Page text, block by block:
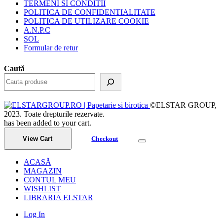
TERMENI SI CONDITII
POLITICA DE CONFIDENTIALITATE
POLITICA DE UTILIZARE COOKIE
A.N.P.C
SOL
Formular de retur
Caută
©ELSTAR GROUP,
2023. Toate drepturile rezervate.
has been added to your cart.
View Cart Checkout
ACASĂ
MAGAZIN
CONTUL MEU
WISHLIST
LIBRARIA ELSTAR
Log In